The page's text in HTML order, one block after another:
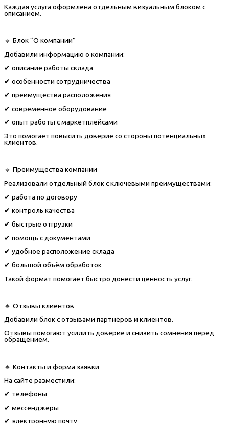
Каждая услуга оформлена отдельным визуальным блоком с
описанием.
🔹 Блок “О компании”
Добавили информацию о компании:
✔ описание работы склада
✔ особенности сотрудничества
✔ преимущества расположения
✔ современное оборудование
✔ опыт работы с маркетплейсами
Это помогает повысить доверие со стороны потенциальных
клиентов.
🔹 Преимущества компании
Реализовали отдельный блок с ключевыми преимуществами:
✔ работа по договору
✔ контроль качества
✔ быстрые отгрузки
✔ помощь с документами
✔ удобное расположение склада
✔ большой объём обработок
Такой формат помогает быстро донести ценность услуг.
🔹 Отзывы клиентов
Добавили блок с отзывами партнёров и клиентов.
Отзывы помогают усилить доверие и снизить сомнения перед
обращением.
🔹 Контакты и форма заявки
На сайте разместили:
✔ телефоны
✔ мессенджеры
✔ электронную почту